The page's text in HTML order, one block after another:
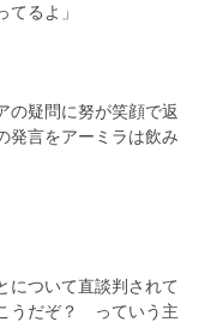
てるよ」
疑問に努が笑顔で返
発言をアーミラは飲み
について直談判されて
うだぞ？ っていう主